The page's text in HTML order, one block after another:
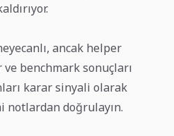
ancak helper
ve benchmark sonuçları
karar sinyali olarak
notlardan doğrulayın.